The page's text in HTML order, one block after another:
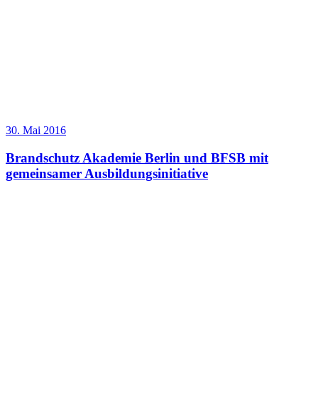
30. Mai 2016
Brandschutz Akademie Berlin und BFSB mit
gemeinsamer Ausbildungsinitiative